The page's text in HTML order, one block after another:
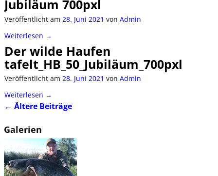
Jubiläum 700pxl
Veröffentlicht am 28. Juni 2021 von Admin
Weiterlesen →
Der wilde Haufen
tafelt_HB_50_Jubiläum_700pxl
Veröffentlicht am 28. Juni 2021 von Admin
Weiterlesen →
← Ältere Beiträge
Galerien